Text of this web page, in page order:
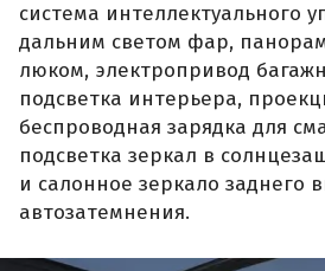
система интеллектуального
дальним светом фар,
люком, электропривод
подсветка интерьера,
беспроводная зарядка для
подсветка зеркал в
и салонное зеркало заднего
автозатемнения.